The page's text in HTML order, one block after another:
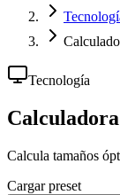
Tecnología
Calcula tamaños
Cargar preset